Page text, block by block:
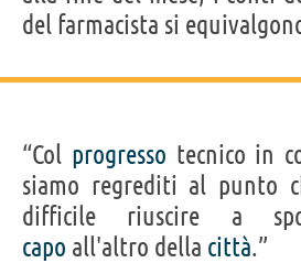
del farmacista si
“Col progresso tecnico in
siamo regrediti al punto
difficile riuscire a
capo all'altro della città.”